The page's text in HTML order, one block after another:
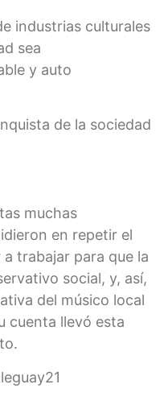
industrias culturales
sea
y auto
de la sociedad
muchas
en repetir el
trabajar para que la
social, y, así,
del músico local
cuenta llevó esta